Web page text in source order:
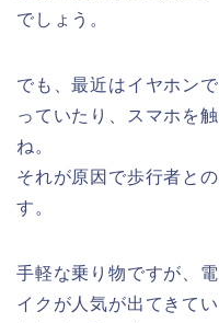
でしょう。
でも、最近はイヤホン
っていたり、スマホを
ね。
それが原因で歩行者と
す。
手軽な乗り物ですが、
イクが人気が出てきて